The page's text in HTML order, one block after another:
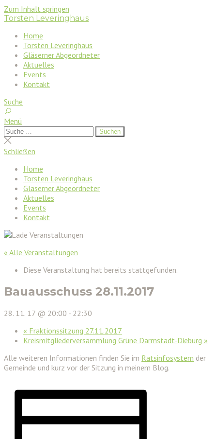
Zum Inhalt springen
Torsten Leveringhaus
Home
Torsten Leveringhaus
Gläserner Abgeordneter
Aktuelles
Events
Kontakt
Suche
Menü
Suchen
nach:
Suchen
Suche
schließen
Schließen
Home
Torsten Leveringhaus
Gläserner Abgeordneter
Aktuelles
Events
Kontakt
« Alle Veranstaltungen
Diese Veranstaltung hat bereits stattgefunden.
Bauausschuss 28.11.2017
28. 11. 17 @ 20:00 - 22:30
« Fraktionssitzung 27.11.2017
Kreismitgliederversammlung Grüne Darmstadt-Dieburg »
Alle weiteren Informationen finden Sie im Ratsinfosystem der
Gemeinde und kurz vor der Sitzung in meinem Blog.